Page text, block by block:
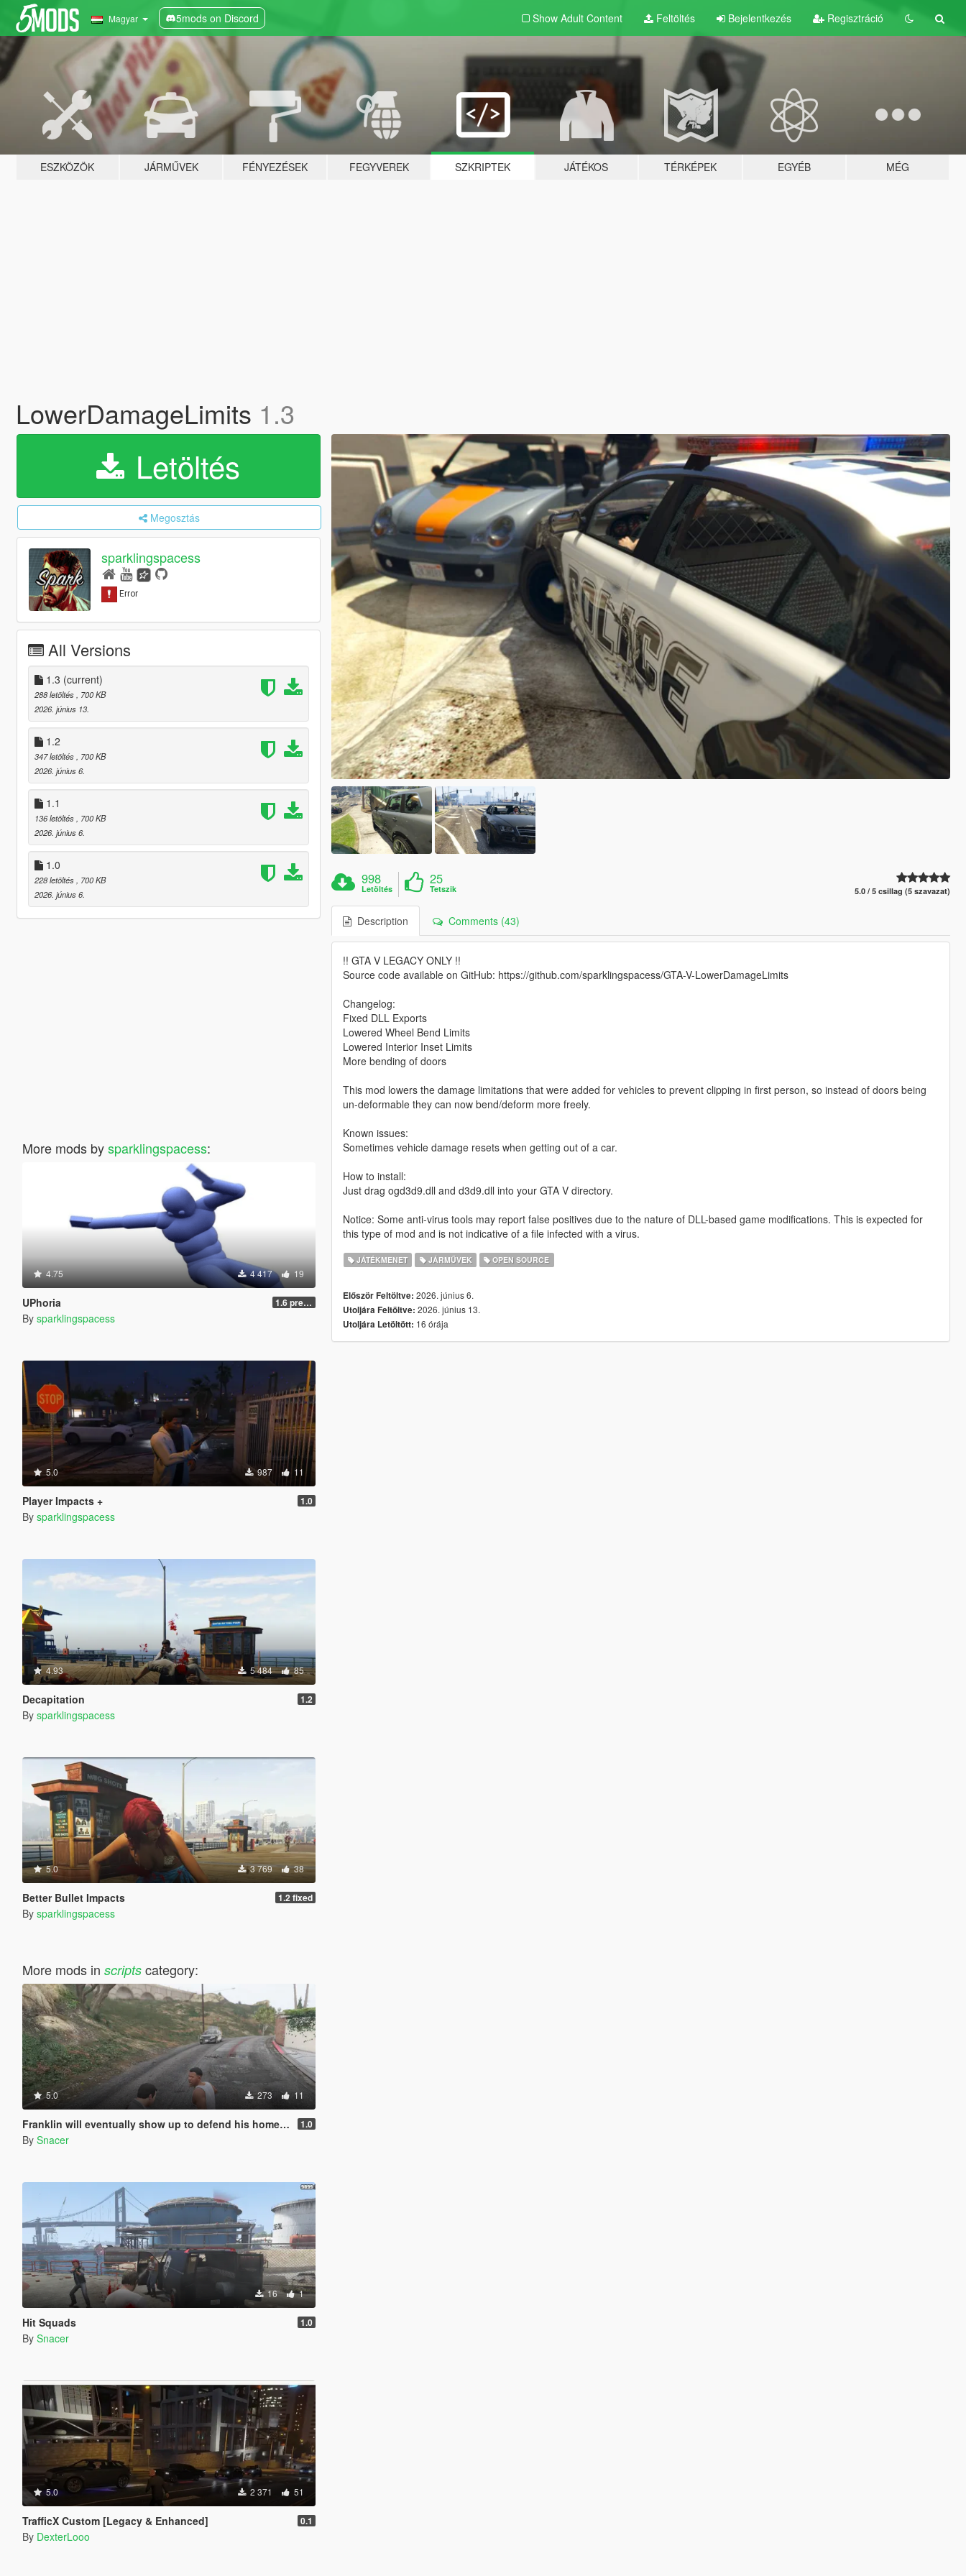
Magyar 5mods on Discord Show Adult Content Feltöltés Bejelentkezés Regisztráció
ESZKÖZÖK JÁRMŰVEK FÉNYEZÉSEK FEGYVEREK SZKRIPTEK JÁTÉKOS TÉRKÉPEK EGYÉB MÉG
LowerDamageLimits 1.3
Letöltés
Megosztás
sparklingspacess
All Versions
1.3 (current)
288 letöltés
, 700 KB
2026. június 13.
1.2
347 letöltés
, 700 KB
2026. június 6.
1.1
136 letöltés
, 700 KB
2026. június 6.
1.0
228 letöltés
, 700 KB
2026. június 6.
More mods bysparklingspacess:
4.75 4 417 19
UPhoria 1.6 pre-release
By sparklingspacess
5.0 987 11
Player Impacts + 1.0
By sparklingspacess
4.93 5 484 85
Decapitation 1.2
By sparklingspacess
5.0 3 769 38
Better Bullet Impacts 1.2 fixed
By sparklingspacess
More mods in scriptscategory:
5.0 273 11
Franklin will eventually show up to defend his home but it's a real mod 1.0
By Snacer
16 1
Hit Squads 1.0
By Snacer
5.0 2 371 51
TrafficX Custom [Legacy & Enhanced] 0.1
By DexterLooo
998
Letöltés
25
Tetszik 5.0 / 5 csillag (5 szavazat)
Description Comments (43)
!! GTA V LEGACY ONLY !!
Source code available on GitHub: https://github.com/sparklingspacess/GTA-V-LowerDamageLimits
Changelog:
Fixed DLL Exports
Lowered Wheel Bend Limits
Lowered Interior Inset Limits
More bending of doors
This mod lowers the damage limitations that were added for vehicles to prevent clipping in first person, so instead of doors being
un-deformable they can now bend/deform more freely.
Known issues:
Sometimes vehicle damage resets when getting out of a car.
How to install:
Just drag ogd3d9.dll and d3d9.dll into your GTA V directory.
Notice: Some anti-virus tools may report false positives due to the nature of DLL-based game modifications. This is expected for
this type of mod and is not indicative of a file infected with a virus.
JÁTÉKMENET JÁRMŰVEK OPEN SOURCE
Először Feltöltve: 2026. június 6.
Utoljára Feltöltve: 2026. június 13.
Utoljára Letöltött: 16 órája